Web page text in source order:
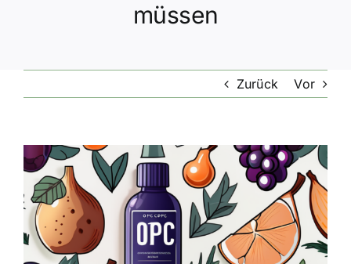
müssen
Zurück Vor
Zeige
grösseres
Bild